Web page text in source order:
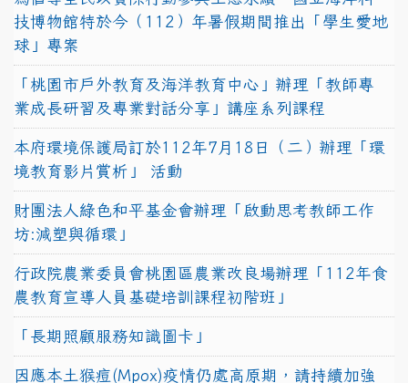
技博物館特於今（112）年暑假期間推出「學生愛地
球」專案
「桃園市戶外教育及海洋教育中心」辦理「教師專
業成長研習及專業對話分享」講座系列課程
本府環境保護局訂於112年7月18日（二）辦理「環
境教育影片賞析」 活動
財團法人綠色和平基金會辦理「啟動思考教師工作
坊:減塑與循環」
行政院農業委員會桃園區農業改良場辦理「112年食
農教育宣導人員基礎培訓課程初階班」
「長期照顧服務知識圖卡」
因應本土猴痘(Mpox)疫情仍處高原期，請持續加強